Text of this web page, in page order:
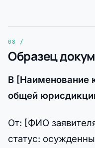
Образец
В [Наименование
общей
От: [ФИО
статус: